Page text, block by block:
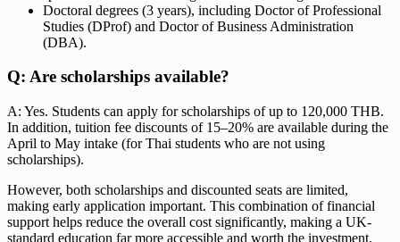
Doctoral degrees (3 years), including Doctor of Professional
Studies (DProf) and Doctor of Business Administration
(DBA).
Q: Are scholarships available?
A: Yes. Students can apply for scholarships of up to 120,000 THB.
In addition, tuition fee discounts of 15–20% are available during the
April to May intake (for Thai students who are not using
scholarships).
However, both scholarships and discounted seats are limited,
making early application important. This combination of financial
support helps reduce the overall cost significantly, making a UK-
standard education far more accessible and worth the investment.